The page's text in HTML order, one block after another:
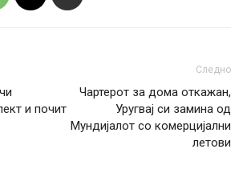
и почит
Следно
Чартерот за дома откажан,
Уругвај си замина од
Мундијалот со комерцијални
летови